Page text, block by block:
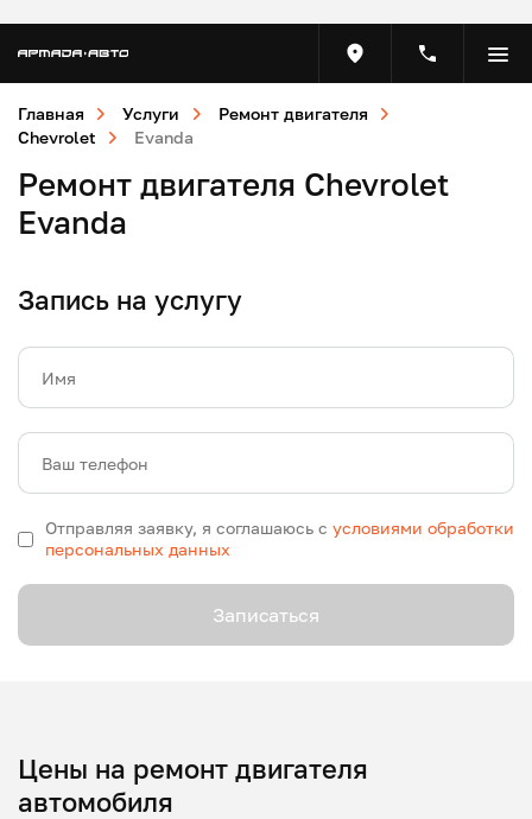
Главная Услуги
Ремонт двигателя
Chevrolet
Evanda
Ремонт двигателя Chevrolet
Evanda
Запись на услугу
Имя
Ваш телефон
Отправляя заявку, я соглашаюсь с условиями обработки
персональных данных
Записаться
Цены на ремонт двигателя
автомобиля